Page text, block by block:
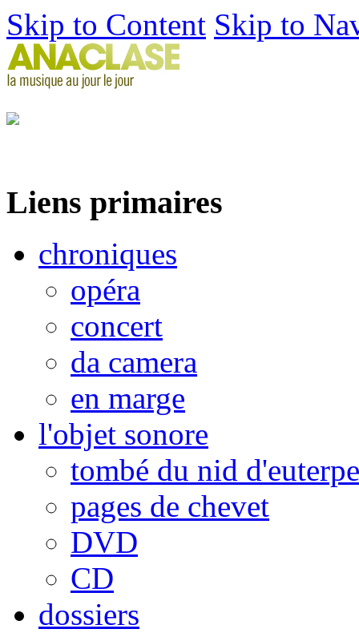
Skip to Content Skip to
Liens primaires
chroniques
opéra
concert
da camera
en marge
l'objet sonore
tombé du nid d'euterpe
pages de chevet
DVD
CD
dossiers